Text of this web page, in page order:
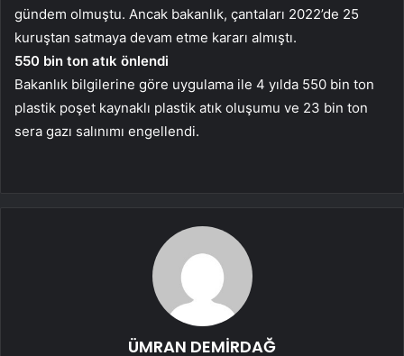
gündem olmuştu. Ancak bakanlık, çantaları 2022’de 25
kuruştan satmaya devam etme kararı almıştı.
550 bin ton atık önlendi
Bakanlık bilgilerine göre uygulama ile 4 yılda 550 bin ton
plastik poşet kaynaklı plastik atık oluşumu ve 23 bin ton
sera gazı salınımı engellendi.
ÜMRAN DEMİRDAĞ